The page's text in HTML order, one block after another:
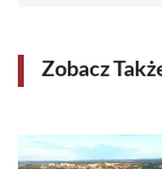
Zobacz